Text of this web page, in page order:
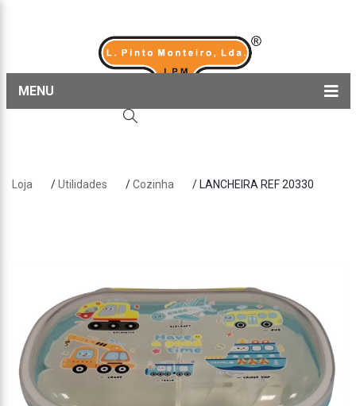
MENU
Sobre nós
Loja /Utilidades /Cozinha / LANCHEIRA REF 20330